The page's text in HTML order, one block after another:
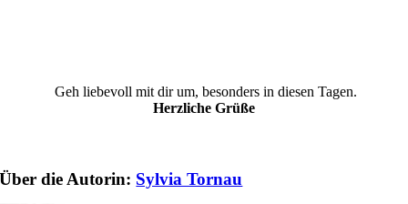
Geh liebevoll mit dir um, besonders in diesen Tagen.
Herzliche Grüße
Über die Autorin: Sylvia Tornau